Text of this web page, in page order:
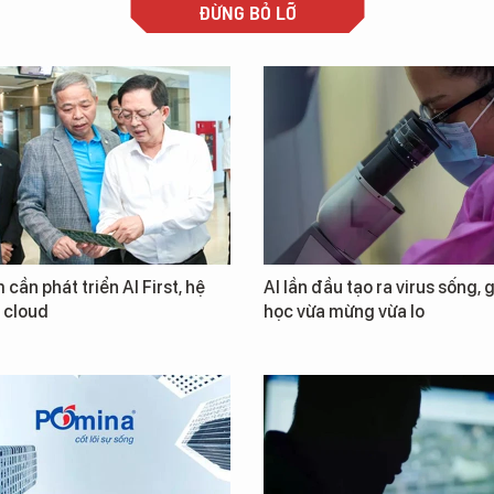
ĐỪNG BỎ LỠ
cần phát triển AI First, hệ
cloud
AI lần đầu tạo ra virus sống,
học vừa mừng vừa lo